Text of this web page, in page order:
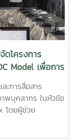
ดโครงการ
Model เพื่อการ
ะการสื่อสาร
พบุคลากร ในหัวข้อ
โดยผู้ช่วย
รรยายและนำสู่